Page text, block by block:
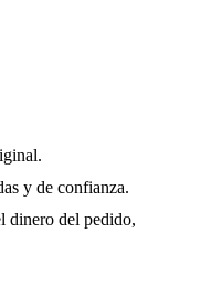
y de confianza.
dinero del pedido,